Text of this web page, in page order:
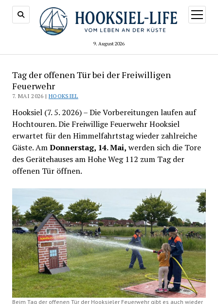
9. August 2026
Menü
öffnen
Tag der offenen Tür bei der Freiwilligen
Feuerwehr
7. MAI 2026 | HOOKSIEL
Hooksiel (7. 5. 2026) – Die Vorbereitungen laufen auf
Hochtouren. Die Freiwillige Feuerwehr Hooksiel
erwartet für den Himmelfahrtstag wieder zahlreiche
Gäste. AmDonnerstag, 14. Mai, werden sich die Tore
des Gerätehauses am Hohe Weg 112 zum Tag der
offenen Tür öffnen.
Beim Tag der offenen Tür der Hooksieler Feuerwehr gibt es auch wieder